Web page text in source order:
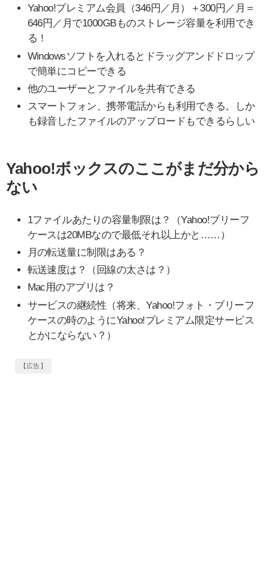
Yahoo!プレミアム会員（346円／月）＋300円／月＝
646円／月で1000GBものストレージ容量を利用でき
る！
Windowsソフトを入れるとドラッグアンドドロップ
で簡単にコピーできる
他のユーザーとファイルを共有できる
スマートフォン、携帯電話からも利用できる。しか
も録音したファイルのアップロードもできるらしい
Yahoo!ボックスのここがまだ分から
ない
1ファイルあたりの容量制限は？（Yahoo!ブリーフ
ケースは20MBなので最低それ以上かと……）
月の転送量に制限はある？
転送速度は？（回線の太さは？）
Mac用のアプリは？
サービスの継続性（将来、Yahoo!フォト・ブリーフ
ケースの時のようにYahoo!プレミアム限定サービス
とかにならない？）
【広告】